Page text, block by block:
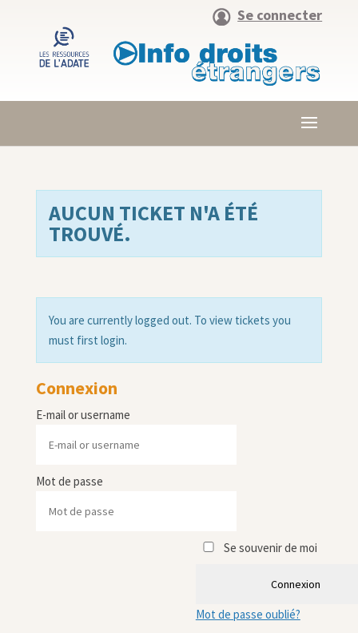
Se connecter
AUCUN TICKET N'A ÉTÉ
TROUVÉ.
You are currently logged out. To view tickets you
must first login.
Connexion
E-mail or username
Mot de passe
Se souvenir de moi
Connexion
Mot de passe oublié?